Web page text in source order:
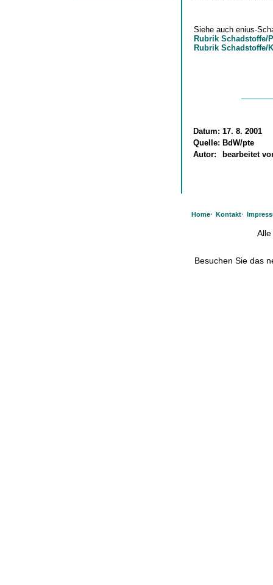
Siehe auch enius-
Rubrik Schadstoffe/
Rubrik Schadstoffe/
Datum: 17. 8. 2001
Quelle: BdW/pte
Autor:
bearbeitet
Home· Kontakt·
Besuchen Sie das